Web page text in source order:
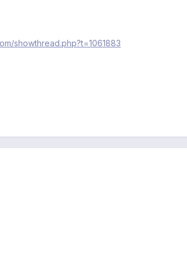
showthread.php?t=1061883